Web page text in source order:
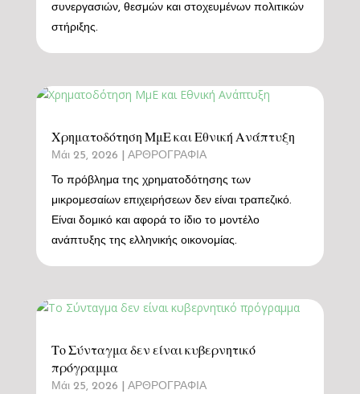
συνεργασιών, θεσμών και στοχευμένων πολιτικών
στήριξης.
Χρηματοδότηση ΜμΕ και Εθνική Ανάπτυξη
Μάι 25, 2026 ΑΡΘΡΟΓΡΑΦΙΑ
Το πρόβλημα της χρηματοδότησης των
μικρομεσαίων επιχειρήσεων δεν είναι τραπεζικό.
Είναι δομικό και αφορά το ίδιο το μοντέλο
ανάπτυξης της ελληνικής οικονομίας.
Το Σύνταγμα δεν είναι κυβερνητικό
πρόγραμμα
Μάι 25, 2026 ΑΡΘΡΟΓΡΑΦΙΑ